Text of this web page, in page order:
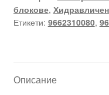
блокове,
Етикети: 9662310080,
Описание